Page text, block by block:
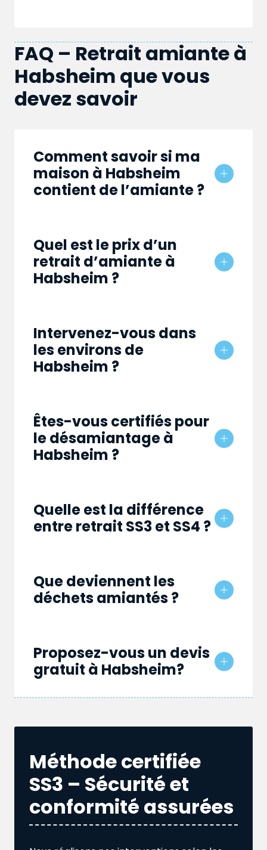
FAQ – Retrait amiante à
Habsheim que vous
devez savoir
Comment savoir si ma
maison à Habsheim
contient de l’amiante ?
Quel est le prix d’un
retrait d’amiante à
Habsheim ?
Intervenez-vous dans
les environs de
Habsheim ?
Êtes-vous certifiés pour
le désamiantage à
Habsheim ?
Quelle est la différence
entre retrait SS3 et SS4 ?
Que deviennent les
déchets amiantés ?
Proposez-vous un devis
gratuit à Habsheim?
Méthode certifiée
SS3 – Sécurité et
conformité assurées